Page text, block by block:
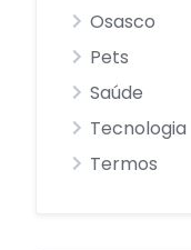
Osasco
Pets
Saúde
Tecnologia
Termos